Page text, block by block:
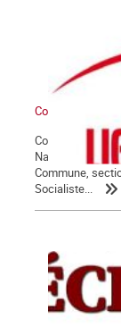
Communiqué du
Conformément
National,
Commune,
Socialiste...